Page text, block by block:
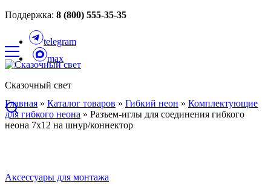
Поддержка: 8 (800) 555-35-35
telegram
max
Сказочный свет
Главная » Каталог товаров » Гибкий неон » Комплектующие
для гибкого неона » Разъем-иглы для соединения гибкого
неона 7х12 на шнур/коннектор
Аксессуары для монтажа